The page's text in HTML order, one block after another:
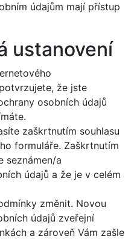
údajům mají přístup
ustanovení
že jste
osobních údajů
zaškrtnutím souhlasu
formuláře. Zaškrtnutím
seznámen/a
údajů a že je v celém
změnit. Novou
údajů zveřejní
a zároveň Vám zašle